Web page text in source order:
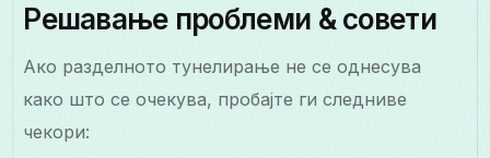
Решавање проблеми & совети
Ако разделното тунелирање не се однесува
како што се очекува, пробајте ги следниве
чекори: